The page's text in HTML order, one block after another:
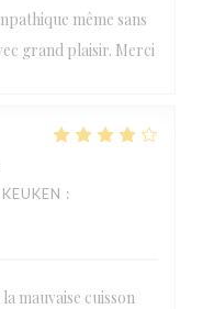
même sans
grand plaisir. Merci
KEUKEN :
mauvaise cuisson